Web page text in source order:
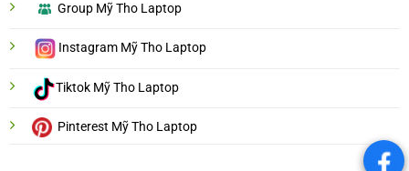
Group Mỹ Tho Laptop
Instagram Mỹ Tho Laptop
Tiktok Mỹ Tho Laptop
Pinterest Mỹ Tho Laptop
.